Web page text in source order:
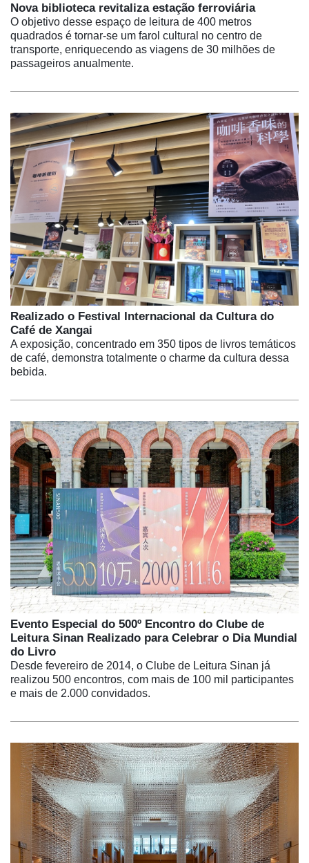
Nova biblioteca revitaliza estação ferroviária
O objetivo desse espaço de leitura de 400 metros
quadrados é tornar-se um farol cultural no centro de
transporte, enriquecendo as viagens de 30 milhões de
passageiros anualmente.
Realizado o Festival Internacional da Cultura do
Café de Xangai
A exposição, concentrado em 350 tipos de livros temáticos
de café, demonstra totalmente o charme da cultura dessa
bebida.
Evento Especial do 500º Encontro do Clube de
Leitura Sinan Realizado para Celebrar o Dia Mundial
do Livro
Desde fevereiro de 2014, o Clube de Leitura Sinan já
realizou 500 encontros, com mais de 100 mil participantes
e mais de 2.000 convidados.